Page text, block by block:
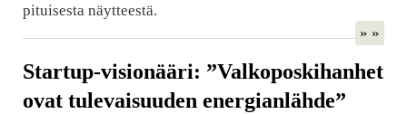
pituisesta näytteestä.
» »
Startup-visionääri: ”Valkoposkihanhet
ovat tulevaisuuden energianlähde”